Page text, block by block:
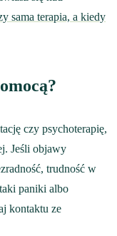
sama terapia, a kiedy
czy psychoterapię,
Jeśli objawy
trudność w
paniki albo
kontaktu ze